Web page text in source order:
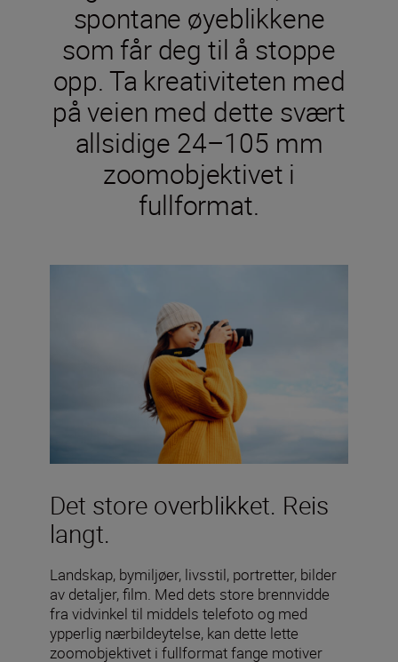
spontane øyeblikkene
som får deg til å stoppe
opp. Ta kreativiteten med
på veien med dette svært
allsidige 24–105 mm
zoomobjektivet i
fullformat.
Det store overblikket. Reis
langt.
Landskap, bymiljøer, livsstil, portretter, bilder
av detaljer, film. Med dets store brennvidde
fra vidvinkel til middels telefoto og med
ypperlig nærbildeytelse, kan dette lette
zoomobjektivet i fullformat fange motiver